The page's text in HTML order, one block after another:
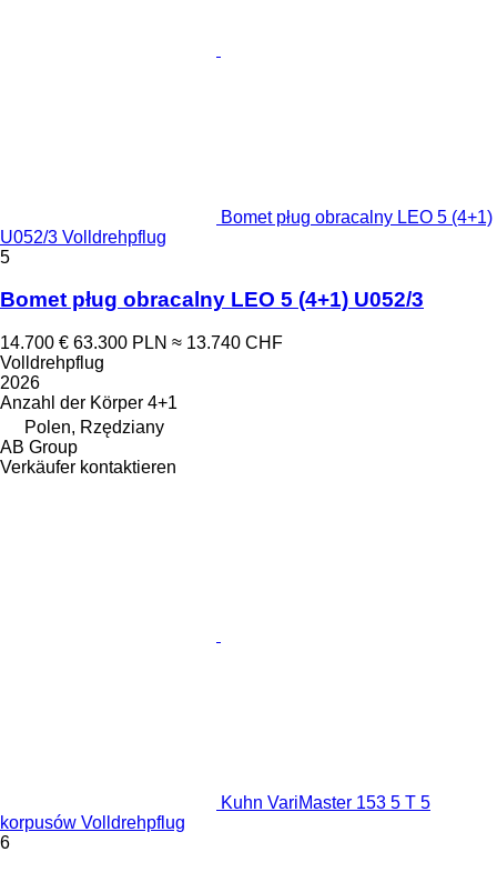
Bomet pług obracalny LEO 5 (4+1)
U052/3 Volldrehpflug
5
Bomet pług obracalny LEO 5 (4+1) U052/3
14.700 € 63.300 PLN ≈ 13.740 CHF
Volldrehpflug
2026
Anzahl der Körper 4+1
Polen, Rzędziany
AB Group
Verkäufer kontaktieren
Kuhn VariMaster 153 5 T 5
korpusów Volldrehpflug
6